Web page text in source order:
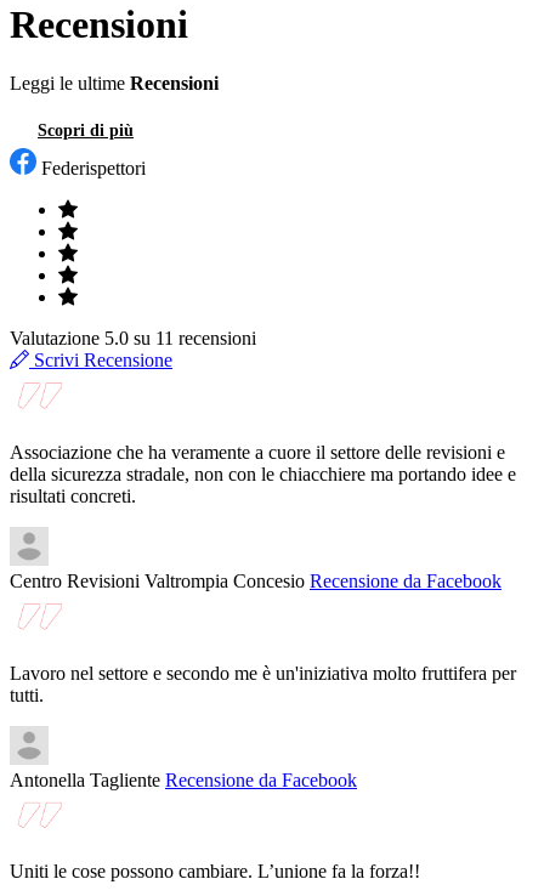
Recensioni
Leggi le ultime Recensioni
Scopri di più
Federispettori
Valutazione 5.0 su 11 recensioni
Scrivi Recensione
Associazione che ha veramente a cuore il settore delle revisioni e
della sicurezza stradale, non con le chiacchiere ma portando idee e
risultati concreti.
Centro Revisioni Valtrompia Concesio Recensione da Facebook
Lavoro nel settore e secondo me è un'iniziativa molto fruttifera per
tutti.
Antonella Tagliente Recensione da Facebook
Uniti le cose possono cambiare. L’unione fa la forza!!